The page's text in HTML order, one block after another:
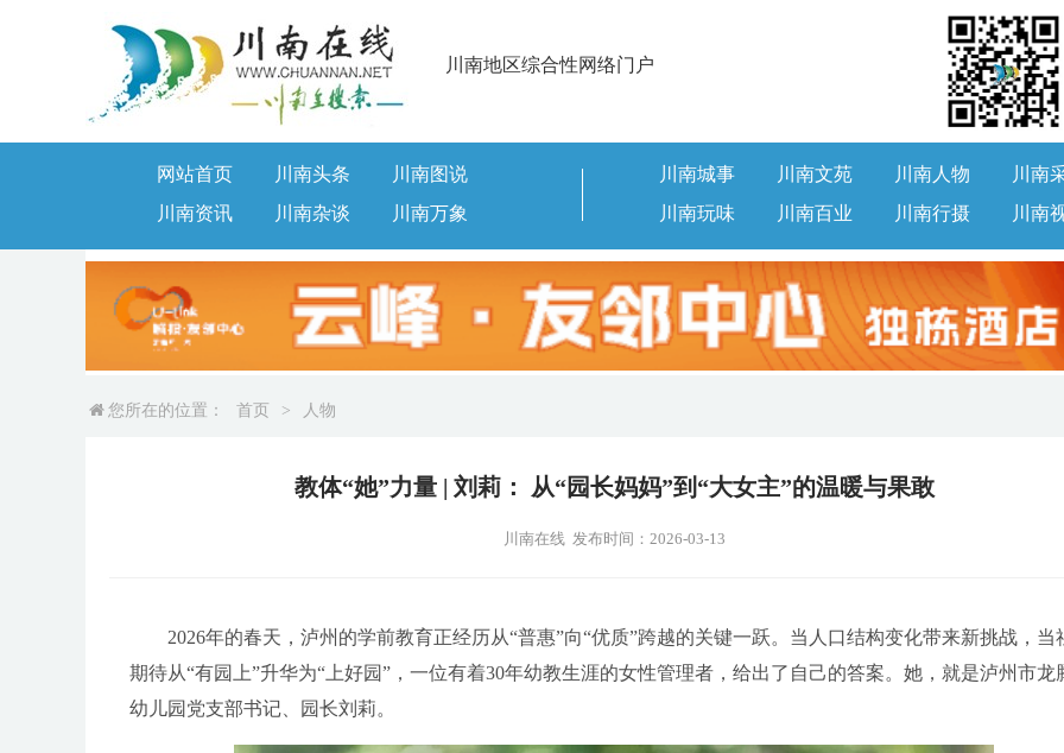
川南地区综合性网络门户
网站首页 川南头条
川南图说
川南资讯
川南杂谈 川南万象
川南城事 川南文苑 川南人物
川南
川南玩味
川南百业 川南行摄 川南
您所在的位置： 首页 > 人物
教体“她”力量 | 刘莉： 从“园长妈妈”到“大女主”的温暖与果敢
川南在线 发布时间：2026-03-13
2026年的春天，泸州的学前教育正经历从“普惠”向“优质”跨越的关键一跃。当人口结构变化带来新挑战，当
期待从“有园上”升华为“上好园”，一位有着30年幼教生涯的女性管理者，给出了自己的答案。她，就是泸州市龙
幼儿园党支部书记、园长刘莉。